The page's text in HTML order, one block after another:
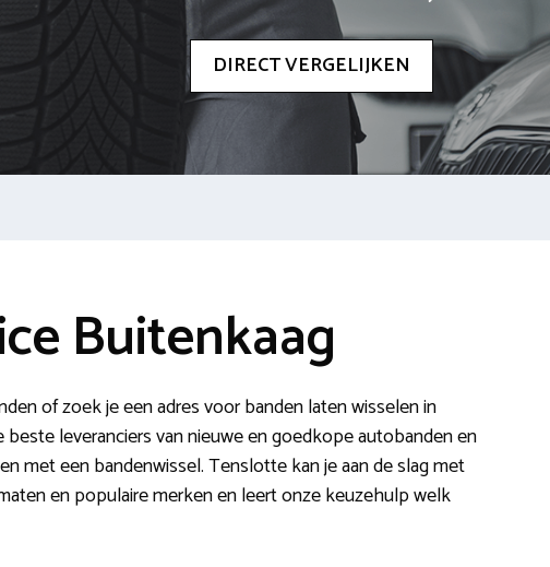
DIRECT VERGELIJKEN
Buitenkaag
of zoek je een adres voor banden laten wisselen in
leveranciers van nieuwe en goedkope autobanden en
met een bandenwissel. Tenslotte kan je aan de slag met
en populaire merken en leert onze keuzehulp welk